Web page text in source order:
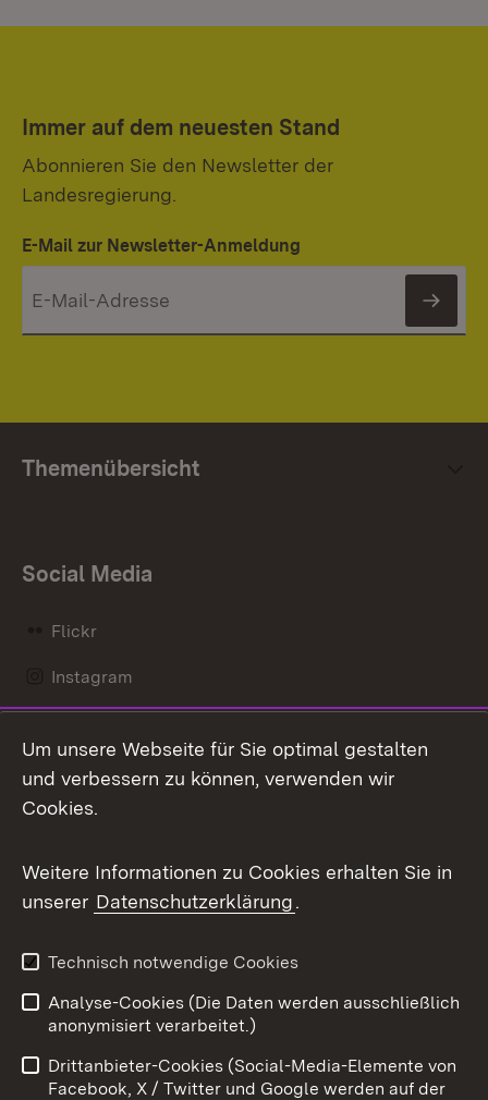
Immer auf dem neuesten Stand
Abonnieren Sie den Newsletter der
Landesregierung.
E-Mail zur Newsletter-Anmeldung
Themenübersicht
Social Media
Flickr
Instagram
Mastodon
Messenger
Social Wall
X / Twitter
Youtube
Benutzungshinweise
Barrierefreiheit
Um unsere Webseite für Sie optimal gestalten
und verbessern zu können, verwenden wir
Cookies.
Weitere Informationen zu Cookies erhalten Sie in
unserer Datenschutzerklärung.
Technisch notwendige Cookies
Analyse-Cookies (Die Daten werden ausschließlich
anonymisiert verarbeitet.)
Drittanbieter-Cookies (Social-Media-Elemente von
Facebook, X / Twitter und Google werden auf der